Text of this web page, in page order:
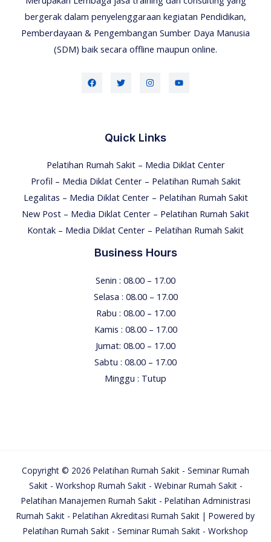
bergerak dalam penyelenggaraan kegiatan Pendidikan,
Pemberdayaan & Pengembangan Sumber Daya Manusia
(SDM) baik secara offline maupun online.
Quick Links
Pelatihan Rumah Sakit – Media Diklat Center
Profil – Media Diklat Center – Pelatihan Rumah Sakit
Legalitas – Media Diklat Center – Pelatihan Rumah Sakit
New Post – Media Diklat Center – Pelatihan Rumah Sakit
Kontak – Media Diklat Center – Pelatihan Rumah Sakit
Business Hours
Senin : 08.00 – 17.00
Selasa : 08.00 – 17.00
Rabu : 08.00 – 17.00
Kamis : 08.00 – 17.00
Jumat: 08.00 – 17.00
Sabtu : 08.00 – 17.00
Minggu : Tutup
Copyright © 2026 Pelatihan Rumah Sakit - Seminar Rumah
Sakit - Workshop Rumah Sakit - Webinar Rumah Sakit -
Pelatihan Manajemen Rumah Sakit - Pelatihan Administrasi
Rumah Sakit - Pelatihan Akreditasi Rumah Sakit | Powered by
Pelatihan Rumah Sakit - Seminar Rumah Sakit - Workshop